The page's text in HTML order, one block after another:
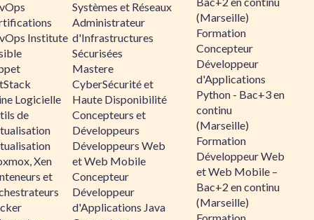
Institute
Logicielle
de
Xen
et
Systèmes et Réseaux
Administrateur
d'Infrastructures
Sécurisées
Mastere
CyberSécurité et
Haute Disponibilité
Concepteurs et
Développeurs
Développeurs Web
et Web Mobile
Concepteur
Développeur
d'Applications Java
(Marseille)
Formation
Concepteur
Développeur
d'Applications
Python - Bac+3 en
continu
(Marseille)
Formation
Développeur Web
et Web Mobile –
Bac+2 en continu
(Marseille)